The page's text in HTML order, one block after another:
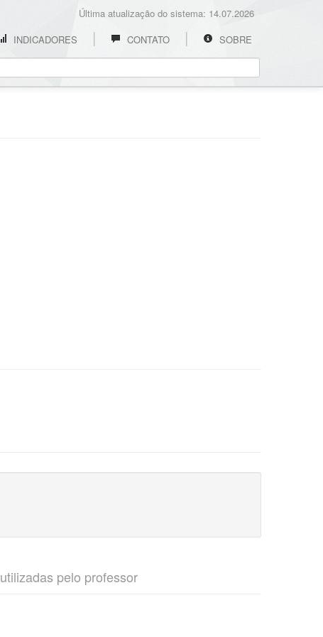
Última atualização do sistema: 14.07.2026
INDICADORES CONTATO SOBRE
utilizadas pelo professor